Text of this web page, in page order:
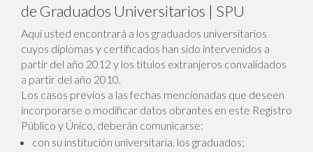
de Graduados Universitarios | SPU
Aquí usted encontrará a los graduados universitarios
cuyos diplomas y certificados han sido intervenidos a
partir del año 2012 y los títulos extranjeros convalidados
a partir del año 2010.
Los casos previos a las fechas mencionadas que deseen
incorporarse o modificar datos obrantes en este Registro
Público y Único, deberán comunicarse:
con su institución universitaria, los graduados;